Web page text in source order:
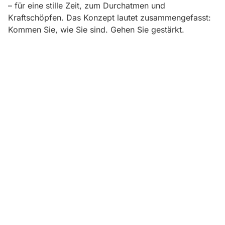
– für eine stille Zeit, zum Durchatmen und
Kraftschöpfen. Das Konzept lautet zusammengefasst:
Kommen Sie, wie Sie sind. Gehen Sie gestärkt.